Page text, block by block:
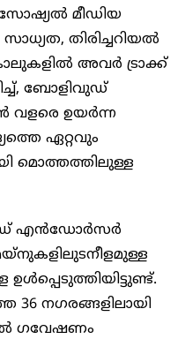
മീഡിയ
തിരിച്ചറിയൽ
അവർ ട്രാക്ക്
ബോളിവുഡ്
വളരെ ഉയർന്ന
ഏറ്റവും
മൊത്തത്തിലുള്ള
എൻഡോർസർ
ഉൾപ്പെടുത്തിയിട്ടുണ്ട്.
36 നഗരങ്ങളിലായി
ഗവേഷണം